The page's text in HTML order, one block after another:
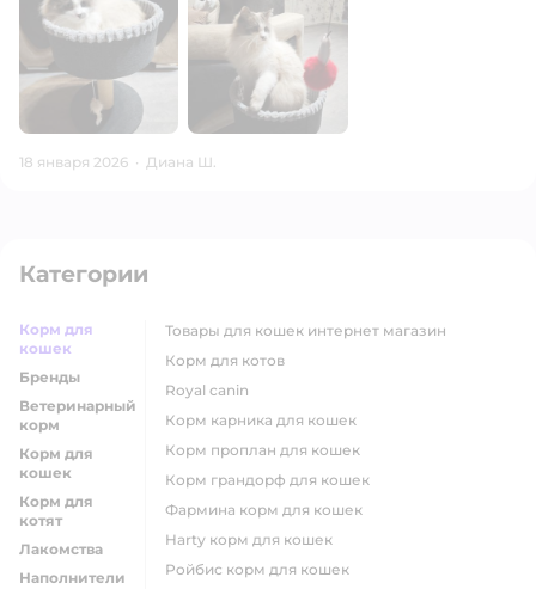
18 января 2026 · Диана Ш.
Категории
Корм для
кошек
Бренды
Ветеринарный
корм
Корм для
кошек
Корм для
котят
Лакомства
Наполнители
товары для кошек интернет магазин
корм для котов
royal canin
корм карника для кошек
корм проплан для кошек
корм грандорф для кошек
фармина корм для кошек
harty корм для кошек
ройбис корм для кошек